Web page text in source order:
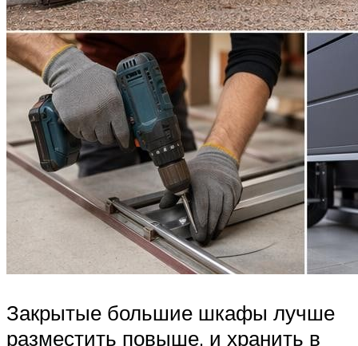
Закрытые большие шкафы лучше
разместить повыше, и хранить в